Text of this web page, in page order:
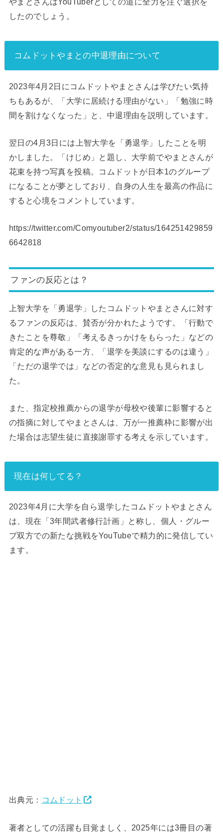
したのでしょう。
コムドットやまとの中退理由について
2023年4月2日にコムドットやまとさんは学びたい気持
ちもあるが、「大学に居続ける理由がない」「勉強に時
間を割けなくなった」と、中退理由を説明しています。
翌日の4月3日には上智大学を「勇退学」したことを明
かしました。「けじめ」と題し、大学前でやまとさんが
花束を持つ写真を投稿。コムドットが日本1のグループ
になることが夢としており、自身の人生を最高の作品に
すると心境をコメントしています。
https://twitter.com/Comyoutuber2/status/164251429859
6642818
ファンの反応とは？
上智大学を「勇退学」したコムドットやまとさんに対す
るファンの反応は、賛否が分かれたようです。「行動で
きたことを尊敬」「考えるきっかけをもらった」などの
肯定的な声がある一方、「退学を美談にするのは違う」
「ただの退学では」などの否定的な意見も見られまし
た。
また、指定校推薦からの退学が母校や後輩に影響すると
の指摘に対してやまとさんは、万が一推薦枠に影響が出
た場合は志望生徒に直接謝罪する考えを示しています。
現在は何してる？
2023年4月に大学を自ら退学したコムドットやまとさん
は、現在「3年間武者修行計画」と称し、個人・グルー
プ双方での新たな挑戦をYouTubeで精力的に発信してい
ます。
出典元： コムドット
著者としての活躍も目覚ましく、2025年には3冊目の著